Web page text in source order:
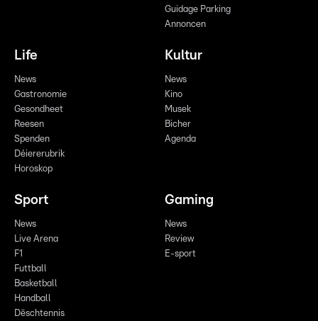
Guidage Parking
Annoncen
Life
News
Gastronomie
Gesondheet
Reesen
Spenden
Déiererubrik
Horoskop
Kultur
News
Kino
Musek
Bicher
Agenda
Sport
News
Live Arena
F1
Futtball
Basketball
Handball
Dëschtennis
Gaming
News
Review
E-sport